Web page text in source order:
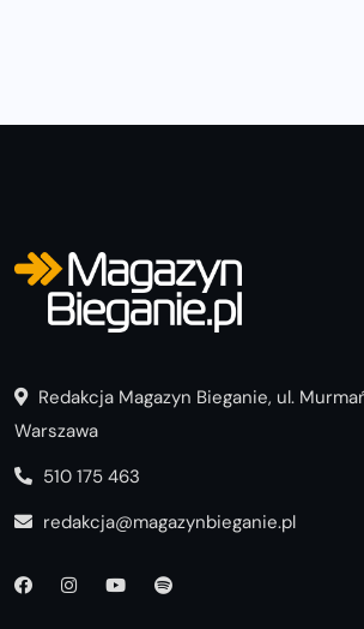
Redakcja Magazyn Bieganie, ul.
Warszawa
510 175 463
redakcja@magazynbieganie.pl